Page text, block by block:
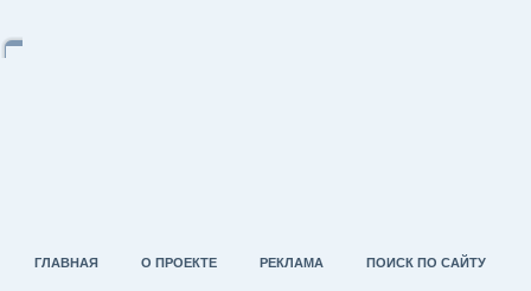
ГЛАВНАЯ О ПРОЕКТЕ РЕКЛАМА ПОИСК ПО САЙТУ